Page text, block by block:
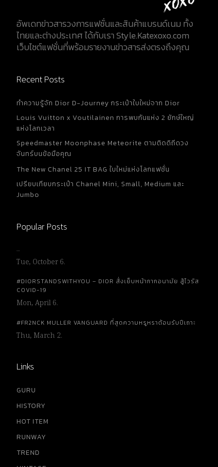
อัพเดทข่าวสารวงการแฟชั่นและสินค้าแบรนด์เนม ทั้ง
ไทยและต่างประเทศ ได้กับเรา Style.Katexoxo.com
เว็บไซต์แฟชั่นที่พร้อมรายงานข่าวสารส่งตรงถึงคุณ
Recent Posts
ทำความรู้จัก Dior D-Journey กระเป๋าใบใหม่จาก Dior
Louis Vuitton x Voutilainen การพบกันแห่ง 2 ยักษ์ใหญ่
แห่งโลกเวลา
Speedmaster Moonphase Meteorite ตามติดดิถีดวง
จันทร์บนข้อมือคุณ
The New Chanel 25 IT BAG ใบใหม่แห่งโลกแฟชั่น
เปรียบเทียบกระเป๋า Chanel Mini, Small, Medium และ
Jumbo
Popular Posts
…
Tue, October 6.
#DIORSTANDSWITHYOU – DIOR สั่งเย็บหน้ากากอนามัย สู้ไวรัส
COVID-19
Mon, April 6.
#FR2NCK MULLER VANGUARD ที่สุดความหรูหราต้อนรับปีเถาะ
Thu, March 2.
Links
GURU
HISTORY
HOT ITEM
RUNWAY
TREND